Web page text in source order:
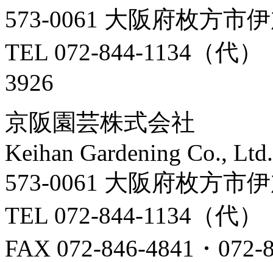
573-0061 大阪府枚方市
TEL 072-844-1134（代
3926
京阪園芸株式会社
Keihan Gardening Co., Ltd.
573-0061 大阪府枚方市
TEL 072-844-1134（代）
FAX 072-846-4841・072-